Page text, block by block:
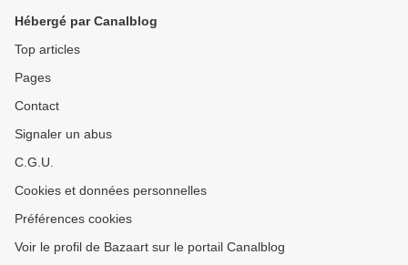
Hébergé par Canalblog
Top articles
Pages
Contact
Signaler un abus
C.G.U.
Cookies et données personnelles
Préférences cookies
Voir le profil de Bazaart sur le portail Canalblog